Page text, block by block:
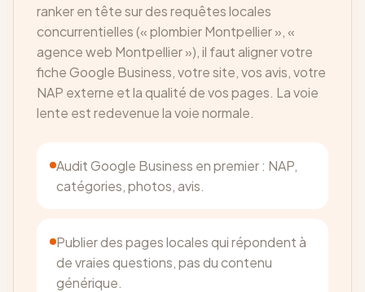
ranker en tête sur des requêtes locales
concurrentielles (« plombier Montpellier », «
agence web Montpellier »), il faut aligner votre
fiche Google Business, votre site, vos avis, votre
NAP externe et la qualité de vos pages. La voie
lente est redevenue la voie normale.
Audit Google Business en premier : NAP,
catégories, photos, avis.
Publier des pages locales qui répondent à
de vraies questions, pas du contenu
générique.